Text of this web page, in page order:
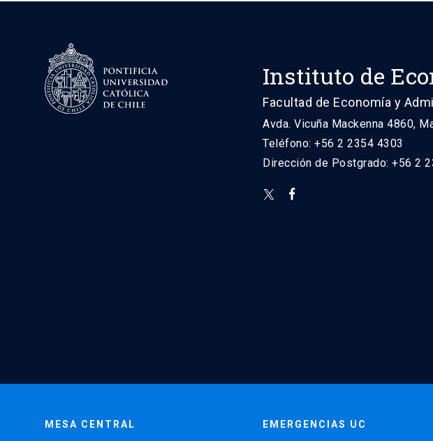
Instituto de
Facultad de Economía y
Avda. Vicuña Mackenna 4860,
Teléfono: +56 2 2354 4303
Dirección de Postgrado: +56 2
MESA CENTRAL EMERGENCIAS UC